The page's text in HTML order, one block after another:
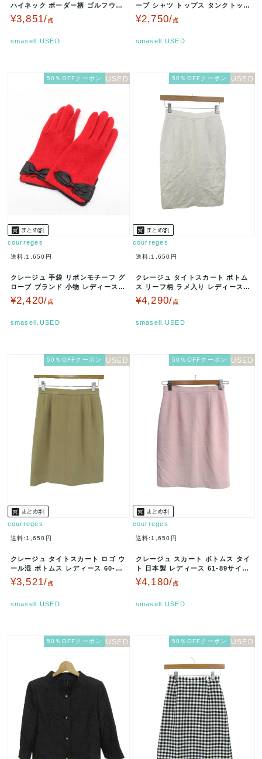
ハイネック ボーダー柄 ゴルフウエ
ア レディース 40サイズ ピ…
¥3,851/点
smasell.USED
ーブ シャツ トップス タンクトップ
レディース 38サイズ ホワ…
¥2,750/点
smasell.USED
50％OFFクーポン
courreges
送料:1,650円
クレージュ 手袋 リボンモチーフ グ
ローブ ブランド 小物 レディース
レッド courreges …
¥2,420/点
smasell.USED
50％OFFクーポン
courreges
送料:1,650円
クレージュ タイトスカート ボトム
ス リーフ柄 ラメ入り レディース 9
AR63サイズ アイボリー …
¥4,290/点
smasell.USED
50％OFFクーポン
courreges
送料:1,650円
クレージュ タイトスカート ロゴ ウ
ール混 ボトムス レディース 60-88
サイズ ベージュ cou…
¥3,521/点
smasell.USED
50％OFFクーポン
courreges
送料:1,650円
クレージュ スカート ボトムス タイ
ト 日本製 レディース 61-89サイズ
ピンク courreg…
¥4,180/点
smasell.USED
50％OFFクーポン 50％OFFクーポン